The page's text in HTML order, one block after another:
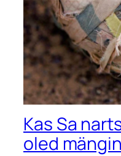
Kas Sa
oled